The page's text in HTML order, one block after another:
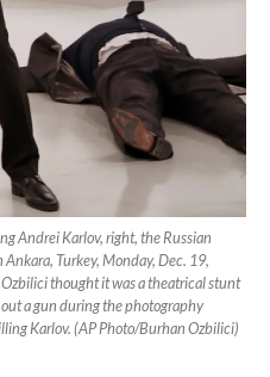
Andrei Karlov, right, the Russian
Ankara, Turkey, Monday, Dec. 19,
thought it was a theatrical stunt
a gun during the photography
Karlov. (AP Photo/Burhan Ozbilici)